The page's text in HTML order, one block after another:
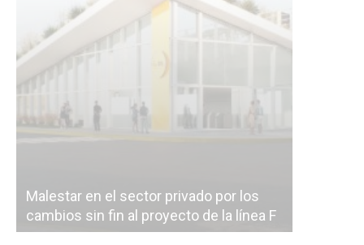
Malestar en el sector privado por los
cambios sin fin al proyecto de la línea F